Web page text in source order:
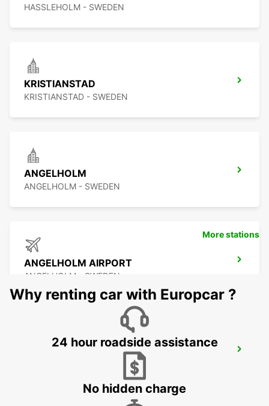
HASSLEHOLM - SWEDEN
KRISTIANSTAD
KRISTIANSTAD - SWEDEN
ANGELHOLM
ANGELHOLM - SWEDEN
ANGELHOLM AIRPORT
ANGELHOLM - SWEDEN
More stations
Why renting car with Europcar ?
24 hour roadside assistance
No hidden charge